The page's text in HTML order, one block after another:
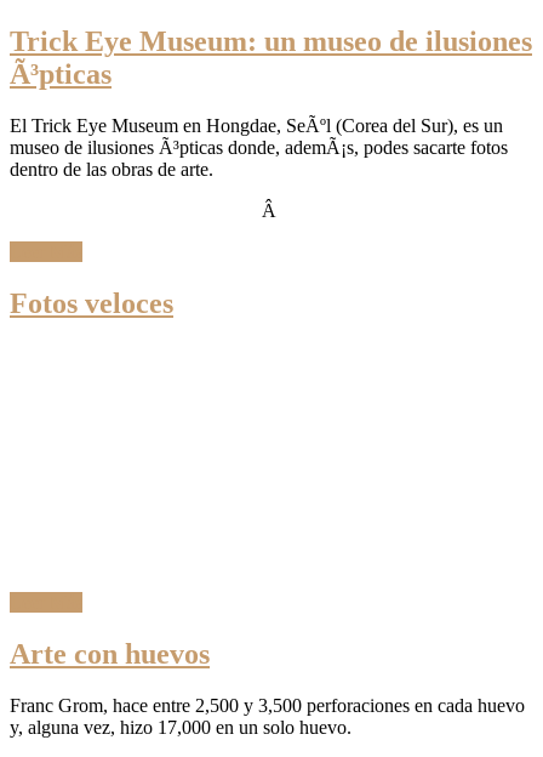
Trick Eye Museum: un museo de ilusiones
Ã³pticas
El Trick Eye Museum en Hongdae, SeÃºl (Corea del Sur), es un
museo de ilusiones Ã³pticas donde, ademÃ¡s, podes sacarte fotos
dentro de las obras de arte.
Â
Fotos veloces
Arte con huevos
Franc Grom, hace entre 2,500 y 3,500 perforaciones en cada huevo
y, alguna vez, hizo 17,000 en un solo huevo.